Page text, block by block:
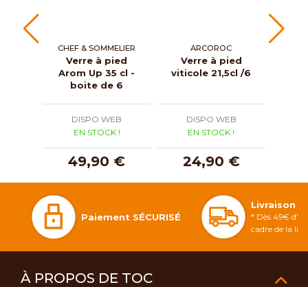
CHEF & SOMMELIER
Verre à pied
Arom Up 35 cl -
boite de 6
DISPO WEB
EN STOCK !
49,90 €
ARCOROC
Verre à pied
viticole 21,5cl /6
DISPO WEB
EN STOCK !
24,90 €
Paiement SÉCURISÉ
Livraison
* Dès 49€
cadre de la
À PROPOS DE TOC